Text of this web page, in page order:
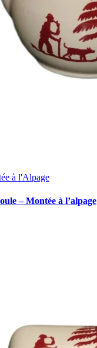
à l'Alpage
– Montée à l’alpage